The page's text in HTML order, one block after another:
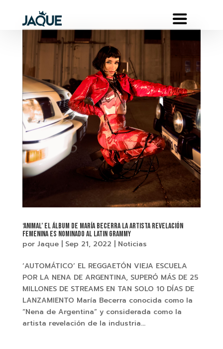
‘ANIMAL’ EL ÁLBUM DE MARÍA BECERRA LA ARTISTA REVELACIÓN
FEMENINA ES NOMINADO AL LATIN GRAMMY
por Jaque| Sep 21, 2022 Noticias
‘AUTOMÁTICO’ EL REGGAETÓN VIEJA ESCUELA
POR LA NENA DE ARGENTINA, SUPERÓ MÁS DE 25
MILLONES DE STREAMS EN TAN SOLO 10 DÍAS DE
LANZAMIENTO María Becerra conocida como la
“Nena de Argentina” y considerada como la
artista revelación de la industria...